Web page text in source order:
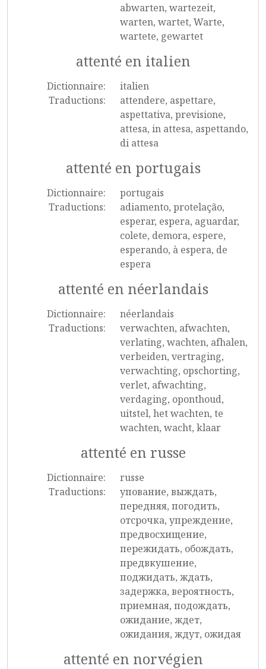
abwarten, wartezeit,
warten, wartet, Warte,
wartete, gewartet
attenté en italien
Dictionnaire:
italien
Traductions:
attendere, aspettare,
aspettativa, previsione,
attesa, in attesa, aspettando,
di attesa
attenté en portugais
Dictionnaire:
portugais
Traductions:
adiamento, protelação,
esperar, espera, aguardar,
colete, demora, espere,
esperando, à espera, de
espera
attenté en néerlandais
Dictionnaire:
néerlandais
Traductions:
verwachten, afwachten,
verlating, wachten, afhalen,
verbeiden, vertraging,
verwachting, opschorting,
verlet, afwachting,
verdaging, oponthoud,
uitstel, het wachten, te
wachten, wacht, klaar
attenté en russe
Dictionnaire:
russe
Traductions:
упование, выждать,
передняя, погодить,
отсрочка, упреждение,
предвосхищение,
пережидать, обождать,
предвкушение,
поджидать, ждать,
задержка, вероятность,
приемная, подождать,
ожидание, ждет,
ожидания, ждут, ожидая
attenté en norvégien